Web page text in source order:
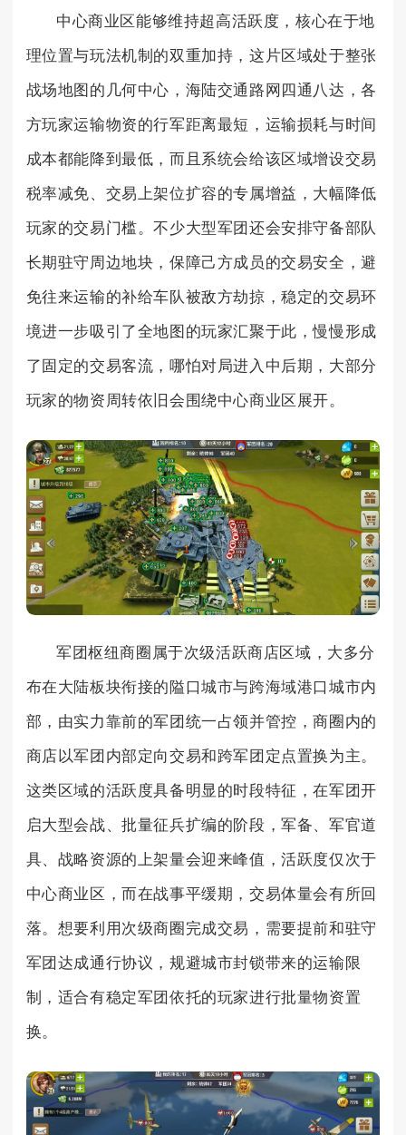
中心商业区能够维持超高活跃度，核心在于地
理位置与玩法机制的双重加持，这片区域处于整张
战场地图的几何中心，海陆交通路网四通八达，各
方玩家运输物资的行军距离最短，运输损耗与时间
成本都能降到最低，而且系统会给该区域增设交易
税率减免、交易上架位扩容的专属增益，大幅降低
玩家的交易门槛。不少大型军团还会安排守备部队
长期驻守周边地块，保障己方成员的交易安全，避
免往来运输的补给车队被敌方劫掠，稳定的交易环
境进一步吸引了全地图的玩家汇聚于此，慢慢形成
了固定的交易客流，哪怕对局进入中后期，大部分
玩家的物资周转依旧会围绕中心商业区展开。
军团枢纽商圈属于次级活跃商店区域，大多分
布在大陆板块衔接的隘口城市与跨海域港口城市内
部，由实力靠前的军团统一占领并管控，商圈内的
商店以军团内部定向交易和跨军团定点置换为主。
这类区域的活跃度具备明显的时段特征，在军团开
启大型会战、批量征兵扩编的阶段，军备、军官道
具、战略资源的上架量会迎来峰值，活跃度仅次于
中心商业区，而在战事平缓期，交易体量会有所回
落。想要利用次级商圈完成交易，需要提前和驻守
军团达成通行协议，规避城市封锁带来的运输限
制，适合有稳定军团依托的玩家进行批量物资置
换。